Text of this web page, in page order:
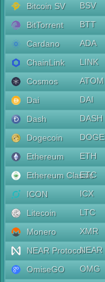
Bitcoin SV
BSV
BitTorrent
BTT
Cardano
ADA
ChainLink
LINK
Cosmos
ATOM
Dai
DAI
Dash
DASH
Dogecoin
DOGE
Ethereum
ETH
Ethereum Classic
ETC
ICON
ICX
Litecoin
LTC
Monero
XMR
NEAR ProtocolNEAR
OmiseGO
OMG